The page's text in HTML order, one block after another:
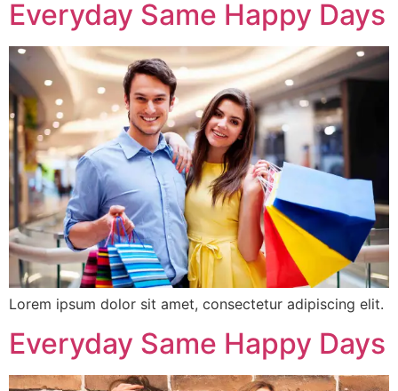
Everyday Same Happy Days
Lorem ipsum dolor sit amet, consectetur adipiscing elit.
Everyday Same Happy Days